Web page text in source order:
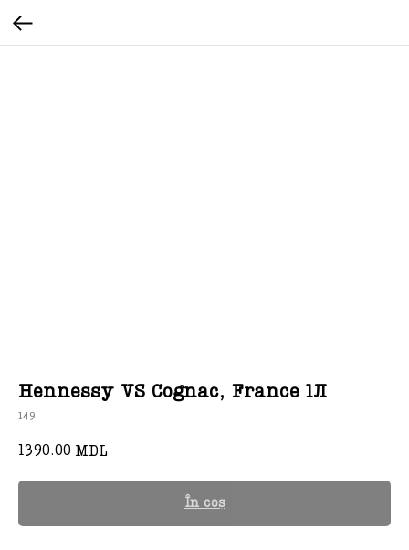
Hennessy VS Cognac, France 1Л
149
1390.00 MDL
În coș